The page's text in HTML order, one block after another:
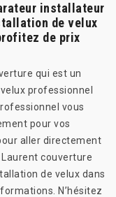
installateur
de velux
de prix
qui est un
professionnel
vous
pour vos
aller directement
couverture
de velux dans
N’hésitez